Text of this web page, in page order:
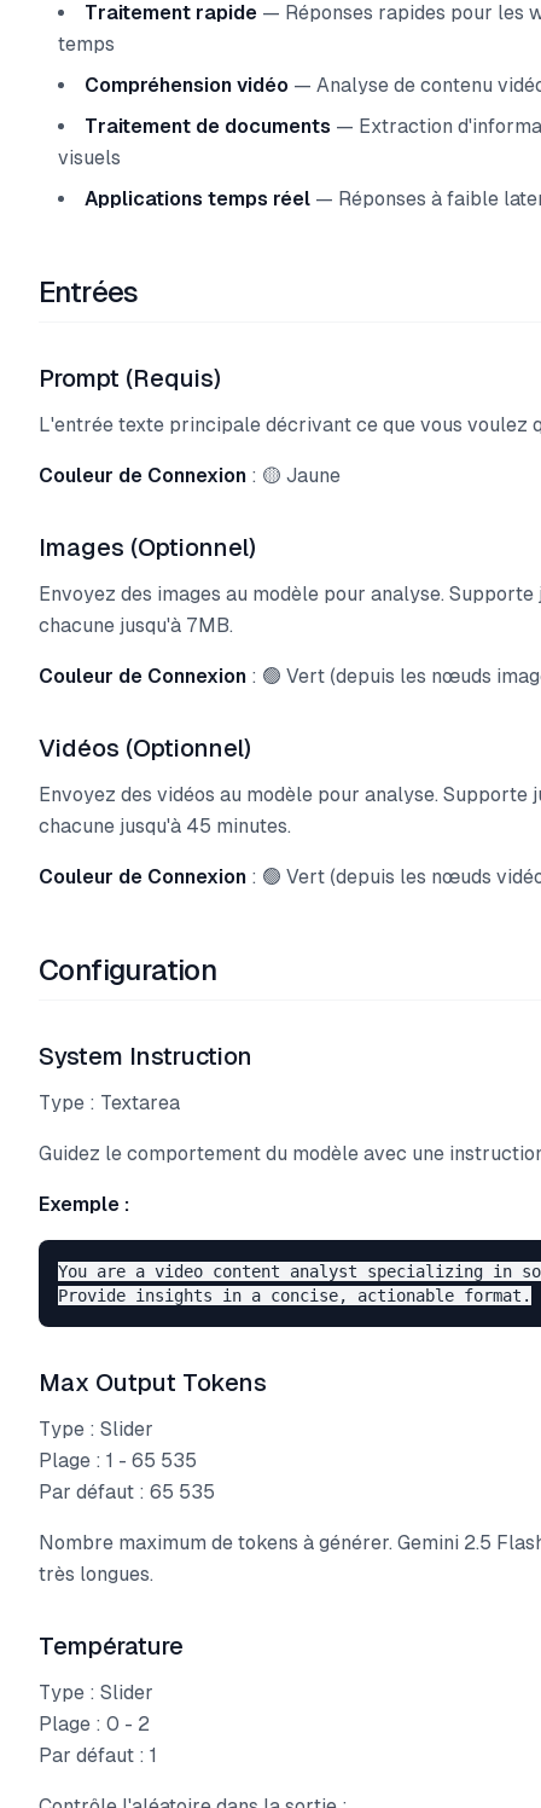
Traitement rapide — Réponses rapides pour les
temps
Compréhension vidéo — Analyse de contenu
Traitement de documents — Extraction
visuels
Applications temps réel — Réponses à faible
Entrées
Prompt (Requis)
L'entrée texte principale décrivant ce que vous voulez
Couleur de Connexion : 🟡 Jaune
Images (Optionnel)
Envoyez des images au modèle pour analyse. Supporte
chacune jusqu'à 7MB.
Couleur de Connexion : 🟢 Vert (depuis les nœuds
Vidéos (Optionnel)
Envoyez des vidéos au modèle pour analyse. Supporte
chacune jusqu'à 45 minutes.
Couleur de Connexion : 🟢 Vert (depuis les nœuds
Configuration
System Instruction
Type : Textarea
Guidez le comportement du modèle avec une
Exemple :
You are a video content analyst specializing in
Max Output Tokens
Type : Slider
Plage : 1 - 65 535
Par défaut : 65 535
Nombre maximum de tokens à générer. Gemini 2.5
très longues.
Température
Type : Slider
Plage : 0 - 2
Par défaut : 1